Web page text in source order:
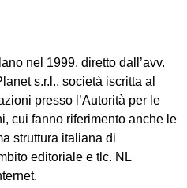
nel 1999, diretto dall’avv.
s.r.l., società iscritta al
presso l’Autorità per le
cui fanno riferimento anche le
struttura italiana di
editoriale e tlc. NL